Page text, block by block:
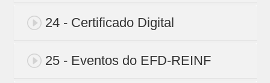
24 - Certificado Digital
25 - Eventos do EFD-REINF